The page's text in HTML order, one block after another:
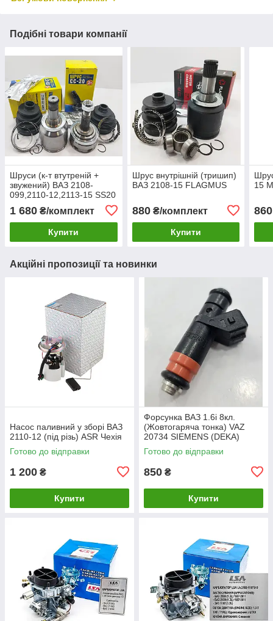
Подібні товари компанії
Шруси (к-т втутреній +
звужений) ВАЗ 2108-
099,2110-12,2113-15 SS20
1 680 ₴/комплект
Купити
Шрус внутрішній (тришип)
ВАЗ 2108-15 FLAGMUS
880₴/комплект
Купити
15
860
Акційні пропозиції та новинки
Насос паливний у зборі ВАЗ
2110-12 (під різь) ASR Чехія
Готово до відправки
1 200 ₴
Купити
Форсунка ВАЗ 1.6i 8кл.
(Жовтогаряча тонка) VAZ
20734 SIEMENS (DEKA)
Готово до відправки
850 ₴
Купити